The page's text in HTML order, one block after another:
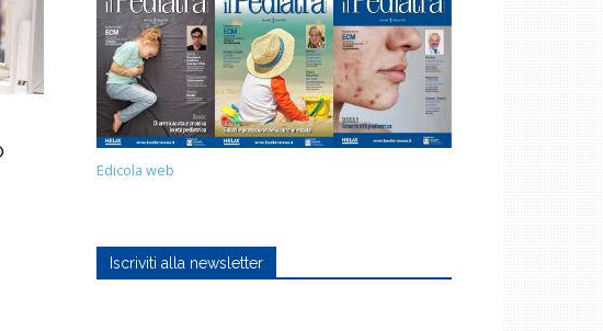
Edicola web
Iscriviti alla newsletter